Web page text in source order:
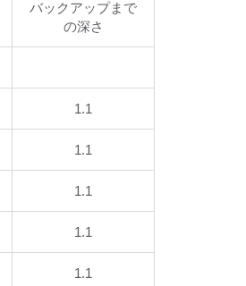
バックアップまで
の深さ
1.1
1.1
1.1
1.1
1.1